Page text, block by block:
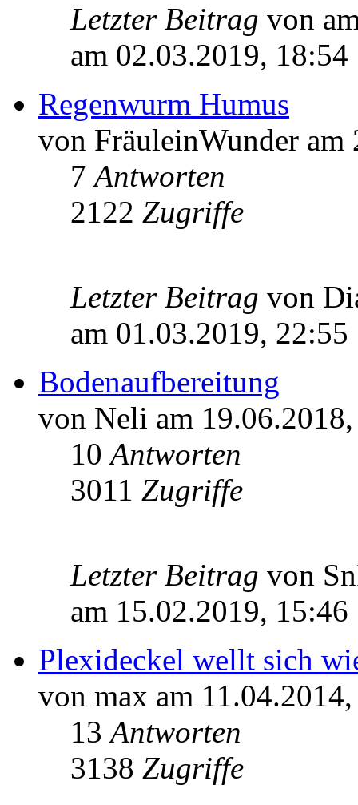
Letzter Beitrag von
am 02.03.2019, 18:54
Regenwurm Humus
von FräuleinWunder am
7Antworten
2122 Zugriffe
Letzter Beitrag von
am 01.03.2019, 22:55
Bodenaufbereitung
von Neli am
10Antworten
3011 Zugriffe
Letzter Beitrag von
am 15.02.2019, 15:46
Plexideckel wellt sich
von max am
13Antworten
3138 Zugriffe